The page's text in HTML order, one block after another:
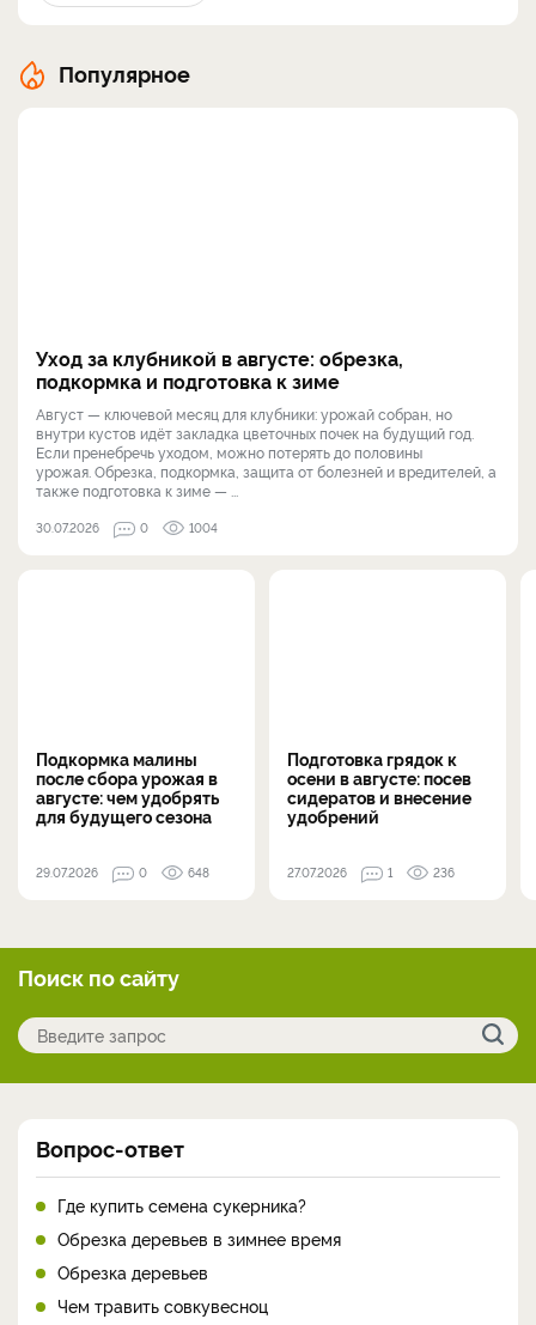
Популярное
Уход за клубникой в августе: обрезка,
подкормка и подготовка к зиме
Август — ключевой месяц для клубники: урожай собран, но
внутри кустов идёт закладка цветочных почек на будущий год.
Если пренебречь уходом, можно потерять до половины
урожая. Обрезка, подкормка, защита от болезней и вредителей, а
также подготовка к зиме — ...
30.07.2026 0 1004
Подкормка малины
после сбора урожая в
августе: чем удобрять
для будущего сезона
29.07.2026 0 648
Подготовка грядок к
осени в августе: посев
сидератов и внесение
удобрений
27.07.2026 1 236
Поиск по сайту
Вопрос-ответ
Где купить семена сукерника?
Обрезка деревьев в зимнее время
Обрезка деревьев
Чем травить совкувесноц